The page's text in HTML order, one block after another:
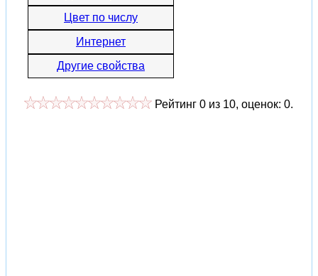
Цвет по числу
Интернет
Другие свойства
Рейтинг 0 из 10, оценок: 0.